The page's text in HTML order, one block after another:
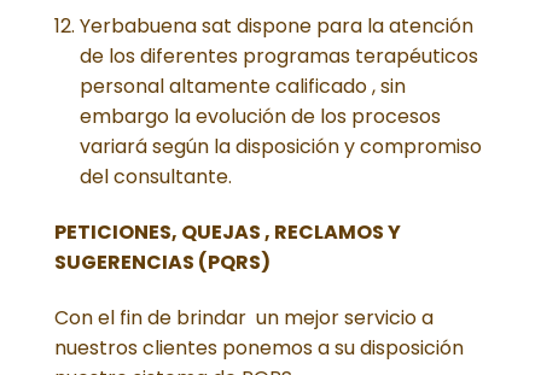
Yerbabuena sat dispone para la atención
de los diferentes programas terapéuticos
personal altamente calificado , sin
embargo la evolución de los procesos
variará según la disposición y compromiso
del consultante.
PETICIONES, QUEJAS , RECLAMOS Y
SUGERENCIAS (PQRS)
Con el fin de brindar un mejor servicio a
nuestros clientes ponemos a su disposición